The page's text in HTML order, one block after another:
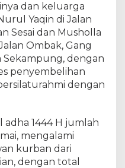
dan keluarga
Yaqin di Jalan
Sesai dan Musholla
Ombak, Gang
Sekampung, dengan
penyembelihan
dengan
adha 1444 H jumlah
mengalami
kurban dari
dengan total